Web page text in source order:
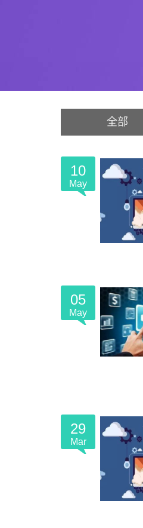
全部
10
May
05
May
29
Mar